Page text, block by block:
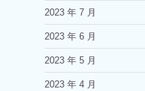
2023 年 7 月
2023 年 6 月
2023 年 5 月
2023 年 4 月